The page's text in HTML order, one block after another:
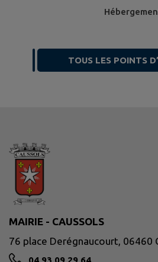
TOUS LES POINTS
MAIRIE - CAUSSOLS
76 place Derégnaucourt, 06460
04 93 09 29 64